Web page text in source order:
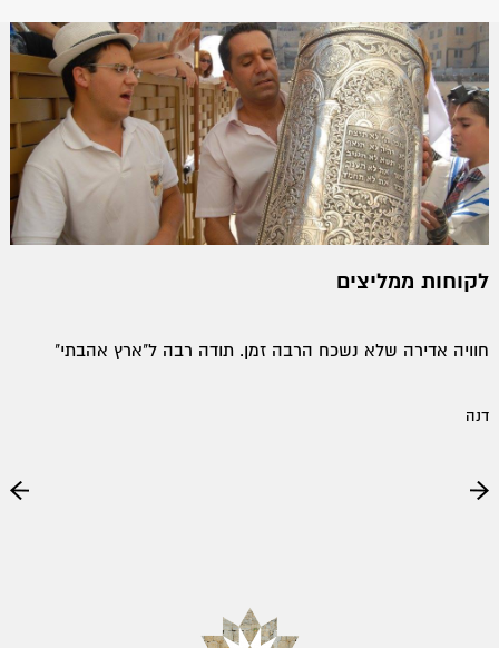
לקוחות ממליצים
חוויה אדירה שלא נשכח הרבה זמן. תודה רבה ל"ארץ אהבתי"
דנה